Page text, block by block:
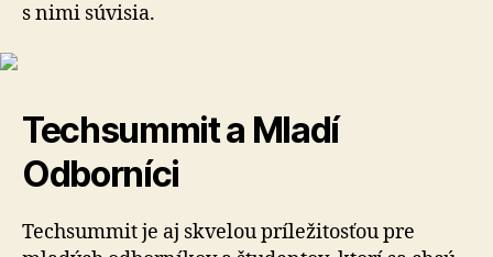
s nimi súvisia.
Techsummit a Mladí
Odborníci
Techsummit je aj skvelou príležitosťou pre